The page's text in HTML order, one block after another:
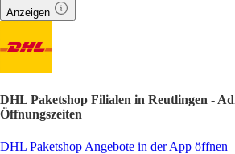
Anzeigen
DHL Paketshop Filialen in Reutlingen -
Öffnungszeiten
DHL Paketshop Angebote in der App öffnen